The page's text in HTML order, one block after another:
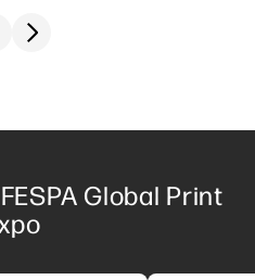
Global Print